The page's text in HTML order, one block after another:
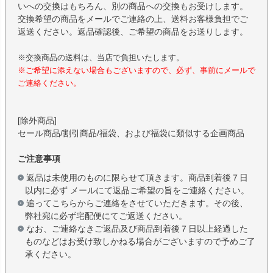
いへの交換はもちろん、別の商品への交換もお受けします。
交換希望の商品をメールでご連絡の上、送料お客様負担でご
返送ください。返品確認後、ご希望の商品をお送りします。
※交換商品の送料は、当店で負担いたします。
※ご希望に添えない場合もございますので、必ず、事前にメールで
ご連絡ください。
[除外商品]
セール商品/割引商品/福袋、および福袋に類似する企画商品
ご注意事項
返品は未使用のものに限らせて頂きます。商品到着後７日
以内に必ず メールにて返品ご希望の旨をご連絡ください。
追ってこちらからご連絡をさせていただきます。その後、
弊社宛に必ず宅配便にてご返送ください。
なお、ご連絡なきご返品及び商品到着後７日以上経過した
ものなどはお受け致しかねる場合がございますので予めご了
承ください。